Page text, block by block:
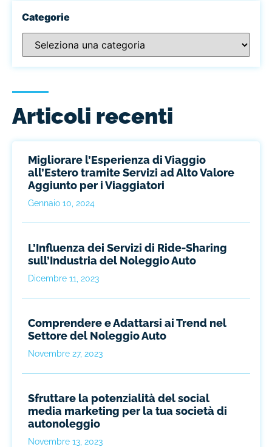
Categorie
Articoli recenti
Migliorare l’Esperienza di Viaggio
all’Estero tramite Servizi ad Alto Valore
Aggiunto per i Viaggiatori
Gennaio 10, 2024
L’Influenza dei Servizi di Ride-Sharing
sull’Industria del Noleggio Auto
Dicembre 11, 2023
Comprendere e Adattarsi ai Trend nel
Settore del Noleggio Auto
Novembre 27, 2023
Sfruttare la potenzialità del social
media marketing per la tua società di
autonoleggio
Novembre 13, 2023